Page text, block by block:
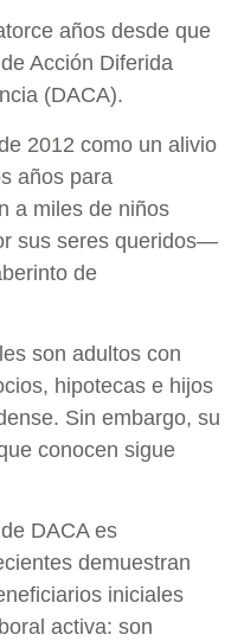
años desde que
Acción Diferida
(DACA).
2012 como un alivio
años para
a miles de niños
sus seres queridos—
de
son adultos con
hipotecas e hijos
Sin embargo, su
conocen sigue
DACA es
demuestran
iniciales
activa: son